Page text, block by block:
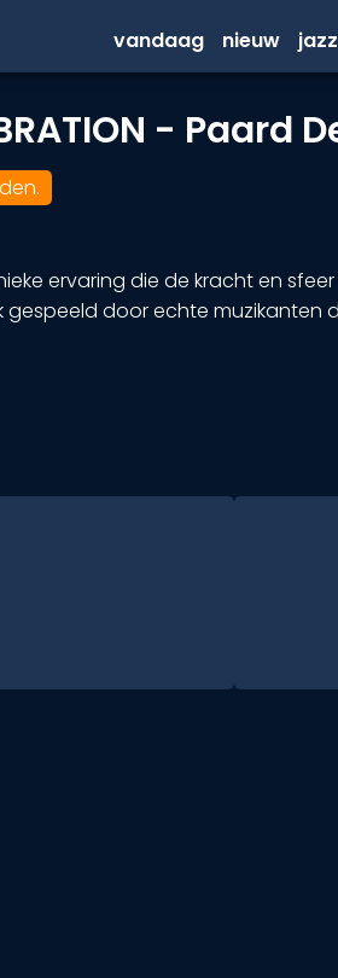
vandaag nieuw
- Paard
ervaring die de kracht en
gespeeld door echte muzikanten